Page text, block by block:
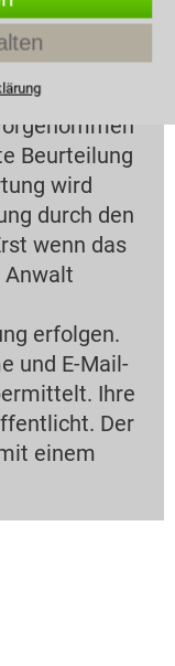
sollen
Beurteilung
wird
durch den
wenn das
Anwalt
erfolgen.
und E-Mail-
Ihre
Der
einem